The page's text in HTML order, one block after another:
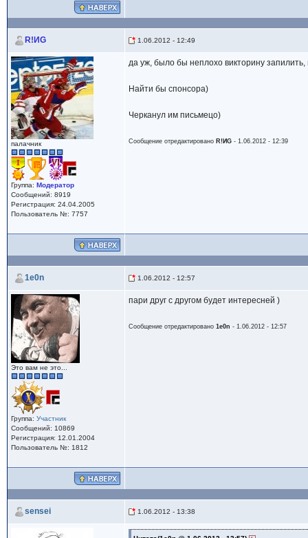
R!ИG 1.06.2012 - 12:49
палачник
Группа: Модератор
Сообщений: 8919
Регистрация: 24.04.2005
Пользователь №: 7757
да уж, было бы неплохо викторину
Найти бы спонсора)
Черканул им письмецо)
Сообщение отредактировано R!ИG- 1.06.2012 - 12:39
1e0n 1.06.2012 - 12:57
Это вам не это...
Группа: Участник
Сообщений: 10869
Регистрация: 12.01.2004
Пользователь №: 1812
пари друг с другом будет интересней )
Сообщение отредактировано 1e0n - 1.06.2012 - 12:57
sensei 1.06.2012 - 13:38